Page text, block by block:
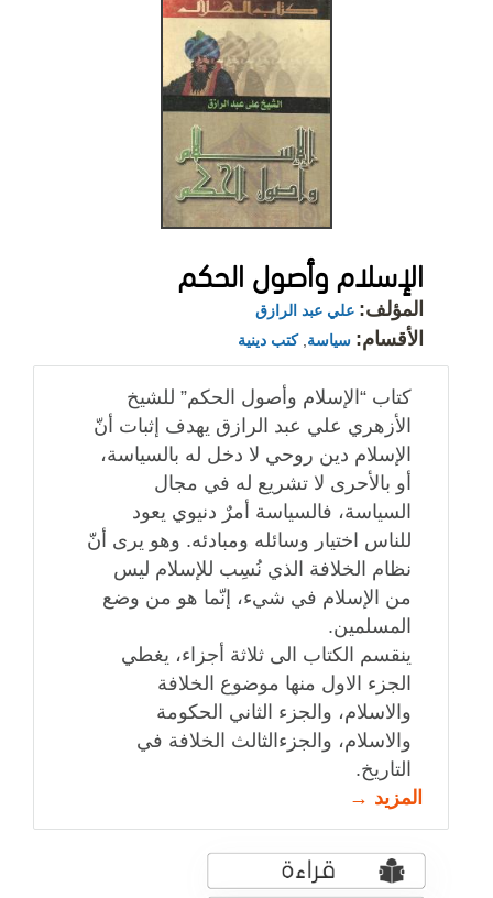
الإسلام وأصول الحكم
المؤلف: علي عبد الرازق
الأقسام: سياسة ,كتب دينية
كتاب “الإسلام وأصول الحكم” للشيخ
الأزهري علي عبد الرازق يهدف إثبات أنّ
الإسلام دين روحي لا دخل له بالسياسة،
أو بالأحرى لا تشريع له في مجال
السياسة، فالسياسة أمرٌ دنيوي يعود
للناس اختيار وسائله ومبادئه. وهو يرى أنّ
نظام الخلافة الذي نُسِب للإسلام ليس
من الإسلام في شيء، إنّما هو من وضع
المسلمين.
ينقسم الكتاب الى ثلاثة أجزاء، يغطي
الجزء الاول منها موضوع الخلافة
والاسلام، والجزء الثاني الحكومة
والاسلام، والجزءالثالث الخلافة في
التاريخ.
المزيد →